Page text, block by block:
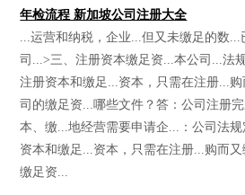
年检流程 新加坡公司注册大全
...运营和纳税，企业...但又未缴足的数
司...>三、注册资本缴足资...本公司...法
注册资本和缴足...资本，只需在注册...
司的缴足资...哪些文件？答：公司注册
本、缴...地经营需要申请企...：公司法
资本和缴足...资本，只需在注册...购而
缴足资...